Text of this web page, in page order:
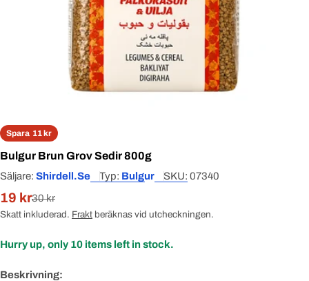
Spara 11 kr
Bulgur Brun Grov Sedir 800g
Säljare: Shirdell.se Typ: Bulgur SKU: 07340
Rabatterat
pris
19 kr
Normal
pris
30 kr
Skatt inkluderad. Frakt beräknas vid utcheckningen.
Hurry up, only 10 items left in stock.
Beskrivning: